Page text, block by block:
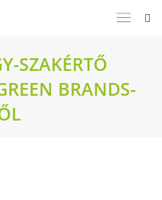
SZAKÉRTŐ
BRANDS-